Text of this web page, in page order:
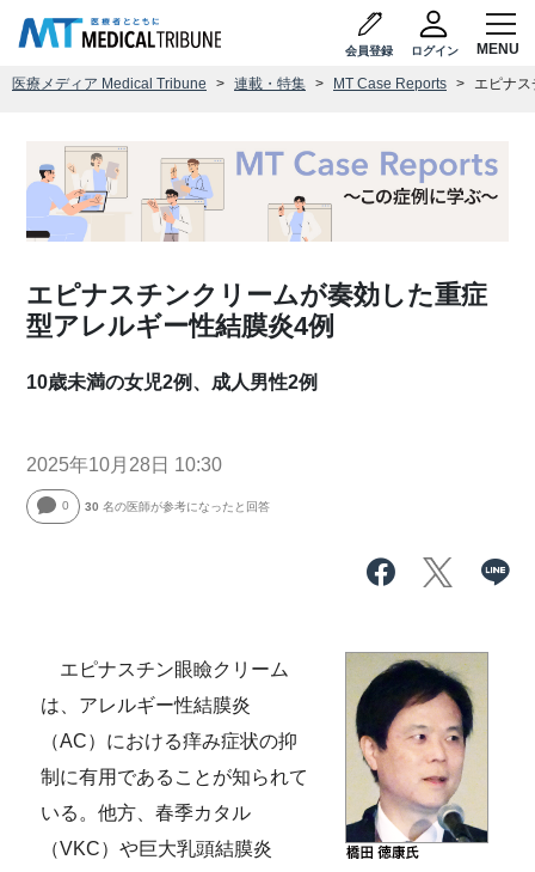
会員登録 ログイン
医療メディア Medical Tribune 連載・特集 MT Case Reports エピナ
エピナスチンクリームが奏効した重症
型アレルギー性結膜炎4例
10歳未満の女児2例、成人男性2例
2025年10月28日 10:30
0 30 名の医師が参考になったと回答
エピナスチン眼瞼クリーム
は、アレルギー性結膜炎
（AC）における痒み症状の抑
制に有用であることが知られて
いる。他方、春季カタル
（VKC）や巨大乳頭結膜炎